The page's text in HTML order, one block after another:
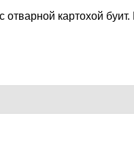
картохой